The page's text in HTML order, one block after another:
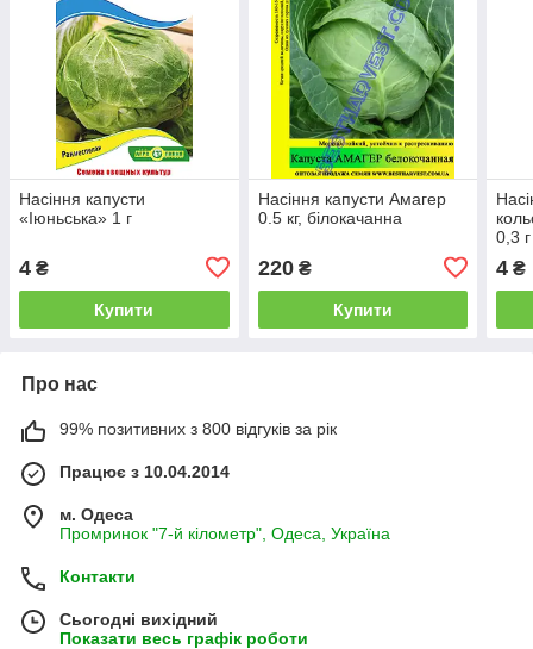
Насіння капусти
«Іюньська» 1 г
4 ₴
Купити
Насіння капусти Амагер
0.5 кг, білокачанна
220₴
Купити
0,3 г
4 ₴
Про нас
99% позитивних з 800 відгуків за рік
Працює з 10.04.2014
м. Одеса
Промринок "7-й кілометр", Одеса, Україна
Контакти
Сьогодні вихідний
Показати весь графік роботи